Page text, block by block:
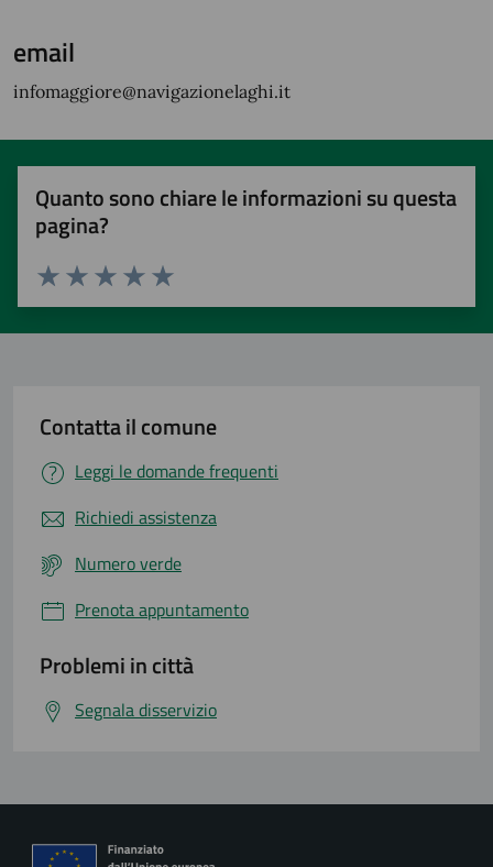
email
infomaggiore@navigazionelaghi.it
Quanto sono chiare le informazioni su questa
pagina?
Valuta 5 stelle su 5
Valuta 4 stelle su 5
Valuta 3 stelle su 5
Valuta 2 stelle su 5
Valuta 1 stelle su 5
Contatta il comune
Leggi le domande frequenti
Richiedi assistenza
Numero verde
Prenota appuntamento
Problemi in città
Segnala disservizio